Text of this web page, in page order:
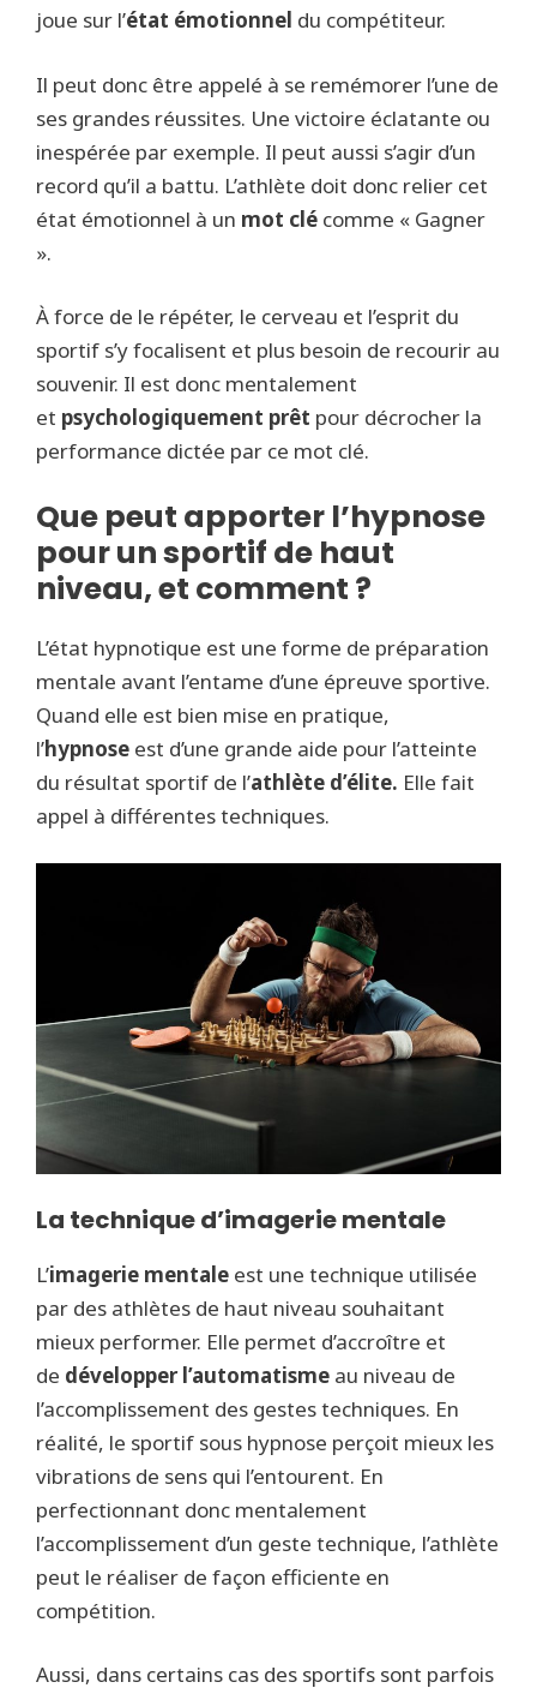
joue sur l’état émotionnel du compétiteur.
Il peut donc être appelé à se remémorer l’une de
ses grandes réussites. Une victoire éclatante ou
inespérée par exemple. Il peut aussi s’agir d’un
record qu’il a battu. L’athlète doit donc relier cet
état émotionnel à un mot clé comme « Gagner
».
À force de le répéter, le cerveau et l’esprit du
sportif s’y focalisent et plus besoin de recourir au
souvenir. Il est donc mentalement
et psychologiquement prêt pour décrocher la
performance dictée par ce mot clé.
Que peut apporter l’hypnose
pour un sportif de haut
niveau, et comment ?
L’état hypnotique est une forme de préparation
mentale avant l’entame d’une épreuve sportive.
Quand elle est bien mise en pratique,
l’hypnose est d’une grande aide pour l’atteinte
du résultat sportif de l’athlète d’élite. Elle fait
appel à différentes techniques.
La technique d’imagerie mentale
L’imagerie mentale est une technique utilisée
par des athlètes de haut niveau souhaitant
mieux performer. Elle permet d’accroître et
de développer l’automatisme au niveau de
l’accomplissement des gestes techniques. En
réalité, le sportif sous hypnose perçoit mieux les
vibrations de sens qui l’entourent. En
perfectionnant donc mentalement
l’accomplissement d’un geste technique, l’athlète
peut le réaliser de façon efficiente en
compétition.
Aussi, dans certains cas des sportifs sont parfois